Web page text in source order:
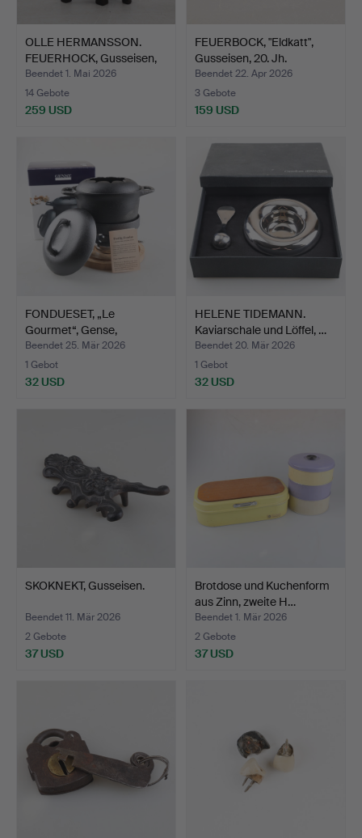
OLLE HERMANSSON.
FEUERHOCK, Gusseisen,
Hus…
Beendet 1. Mai 2026
14 Gebote
259 USD
FEUERBOCK, "Eldkatt",
Gusseisen, 20. Jh.
Beendet 22. Apr 2026
3 Gebote
159 USD
FONDUESET, „Le
Gourmet“, Gense,
Gusseisen.
Beendet 25. Mär 2026
1 Gebot
32 USD
HELENE TIDEMANN.
Kaviarschale und Löffel, …
Beendet 20. Mär 2026
1 Gebot
32 USD
SKOKNEKT, Gusseisen.
Beendet 11. Mär 2026
2 Gebote
37 USD
Brotdose und Kuchenform
aus Zinn, zweite H…
Beendet 1. Mär 2026
2 Gebote
37 USD